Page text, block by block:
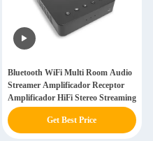
Bluetooth WiFi Multi Room Audio
Streamer Amplificador Receptor
Amplificador HiFi Stereo Streaming
Get Best Price